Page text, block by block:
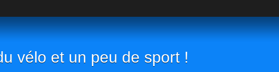
vélo et un peu de sport !